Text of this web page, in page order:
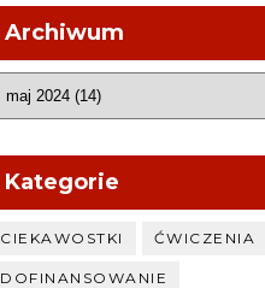
Archiwum
Kategorie
CIEKAWOSTKI ĆWICZENIA
DOFINANSOWANIE